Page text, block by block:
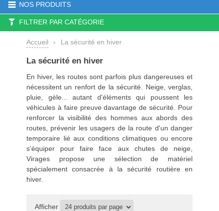
NOS PRODUITS
FILTRER PAR CATÉGORIE
Accueil › La sécurité en hiver
La sécurité en hiver
En hiver, les routes sont parfois plus dangereuses et
nécessitent un renfort de la sécurité. Neige, verglas,
pluie, gèle... autant d'éléments qui poussent les
véhicules à faire preuve davantage de sécurité. Pour
renforcer la visibilité des hommes aux abords des
routes, prévenir les usagers de la route d'un danger
temporaire lié aux conditions climatiques ou encore
s'équiper pour faire face aux chutes de neige,
Virages propose une sélection de matériel
spécialement consacrée à la sécurité routière en
hiver.
Afficher